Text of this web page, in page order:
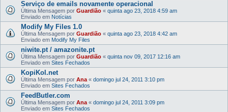
Serviço de emails novamente operacional
Última Mensagem por Guardião « quinta ago 23, 2018 4:59 am
Enviado em Notícias
Modify My Files 1.0
Última Mensagem por Guardião « quinta ago 23, 2018 4:42 am
Enviado em Modify My Files
niwite.pt / amazonite.pt
Última Mensagem por Guardião « quinta nov 09, 2017 12:16 am
Enviado em Sites Fechados
KopiKol.net
Última Mensagem por Ana « domingo jul 24, 2011 3:10 pm
Enviado em Sites Fechados
FeedButler.com
Última Mensagem por Ana « domingo jul 24, 2011 3:09 pm
Enviado em Sites Fechados